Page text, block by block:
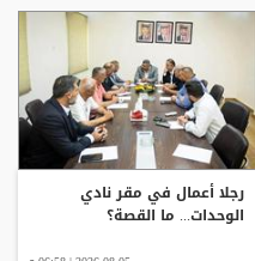
رجلا أعمال في مقر نادي
الوحدات... ما القصة؟